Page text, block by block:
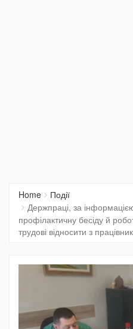
Home
Події
Держпраці, за
профілактичну бесіду й
трудові відносити з